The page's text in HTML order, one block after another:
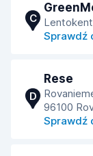
C
Sprawdź
D
Rese
96100
Sprawdź